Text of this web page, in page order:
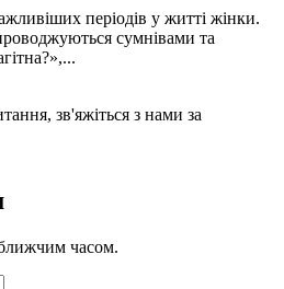
періодів у житті жінки.
сумнівами та
зв'яжіться з нами за
часом.